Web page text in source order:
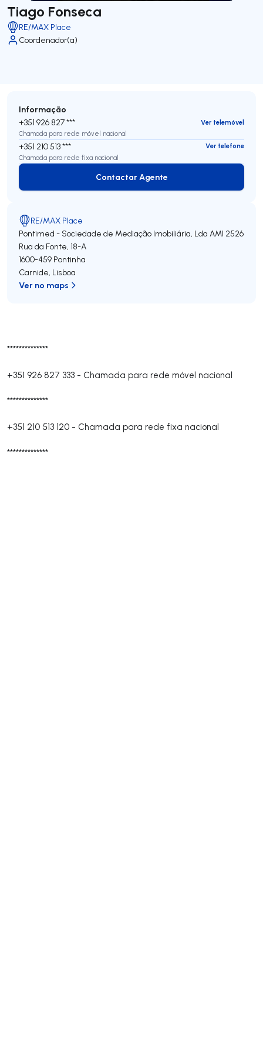
Tiago Fonseca
RE/MAX Place
Coordenador(a)
**************
+351 926 827 333 - Chamada para rede móvel nacional
**************
+351 210 513 120 - Chamada para rede fixa nacional
**************
Informação
+351 926 827 ***
Ver telemóvel
Chamada para rede móvel nacional
+351 210 513 ***
Ver telefone
Chamada para rede fixa nacional
Contactar Agente
Contactar Agente
RE/MAX Place
Pontimed - Sociedade de Mediação Imobiliária, Lda AMI 2526
Rua da Fonte, 18-A
1600-459 Pontinha
Carnide, Lisboa
Ver no maps